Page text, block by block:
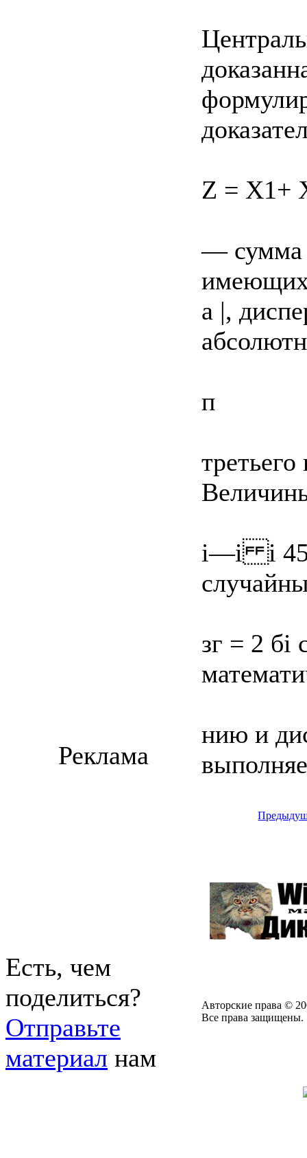
Z = X1+
— сумма
имеющих
а |,
п
i—i i 45]
зг = 2 бі
нию и
Реклама
Есть, чем
поделиться?
Отправьте
материал нам
Авторские права ©
Все права защищены.